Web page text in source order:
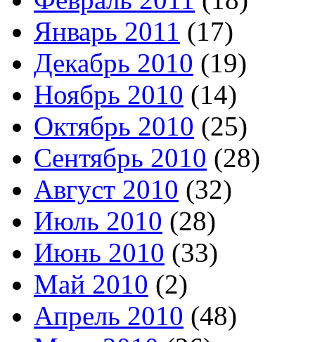
Январь 2011 (17)
Декабрь 2010 (19)
Ноябрь 2010 (14)
Октябрь 2010 (25)
Сентябрь 2010 (28)
Август 2010 (32)
Июль 2010 (28)
Июнь 2010 (33)
Май 2010 (2)
Апрель 2010 (48)